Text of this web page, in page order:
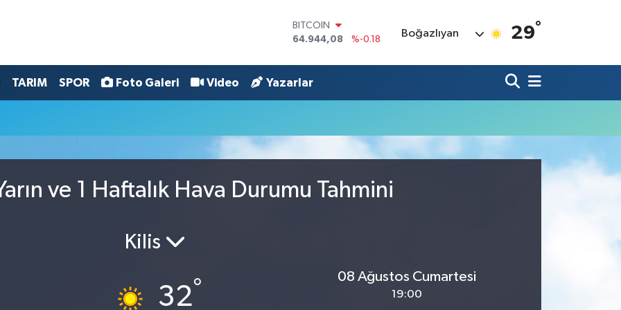
BITCOIN
64.944,08
%-0.18
47,7436
%0.18
EURO
GRAM ALTIN
Boğazlıyan 29°
TARIM SPOR Foto Galeri Video Yazarlar
ve 1 Haftalık Hava Durumu Tahmini
Kilis
32°
08 Ağustos Cumartesi
19:00